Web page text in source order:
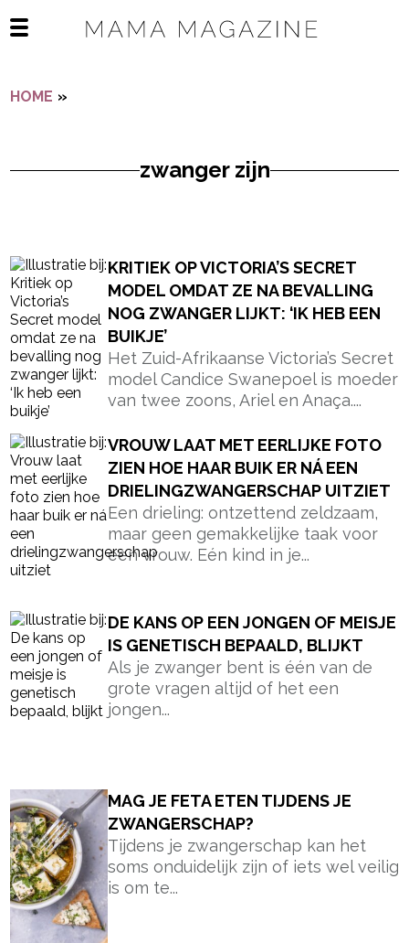
Open het mobiele menu
HOME »
zwanger zijn
KRITIEK OP VICTORIA’S SECRET
MODEL OMDAT ZE NA BEVALLING
NOG ZWANGER LIJKT: ‘IK HEB EEN
BUIKJE’
Het Zuid-Afrikaanse Victoria’s Secret
model Candice Swanepoel is moeder
van twee zoons, Ariel en Anaça....
VROUW LAAT MET EERLIJKE FOTO
ZIEN HOE HAAR BUIK ER NÁ EEN
DRIELINGZWANGERSCHAP UITZIET
Een drieling: ontzettend zeldzaam,
maar geen gemakkelijke taak voor
een vrouw. Eén kind in je...
DE KANS OP EEN JONGEN OF MEISJE
IS GENETISCH BEPAALD, BLIJKT
Als je zwanger bent is één van de
grote vragen altijd of het een
jongen...
MAG JE FETA ETEN TIJDENS JE
ZWANGERSCHAP?
Tijdens je zwangerschap kan het
soms onduidelijk zijn of iets wel veilig
is om te...